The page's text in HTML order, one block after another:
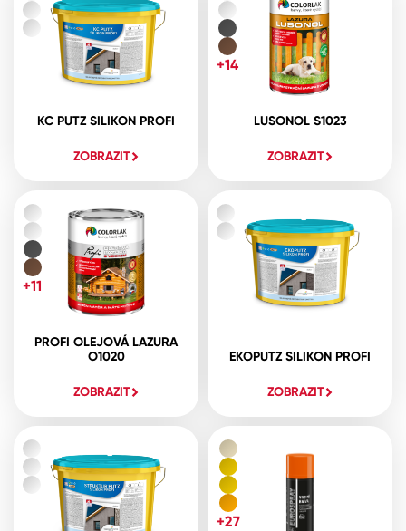
KC PUTZ SILIKON PROFI
ZOBRAZIT
LUSONOL S1023
ZOBRAZIT
+14
PROFI OLEJOVÁ LAZURA
O1020
ZOBRAZIT
+11
EKOPUTZ SILIKON PROFI
ZOBRAZIT
+27